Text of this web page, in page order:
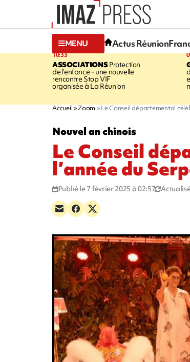
MENU Actus Réunion
10:33
ASSOCIATIONSProtection
de l’enfance - une nouvelle
rencontre Stop VIF
organisée à La Réunion
Accueil Zoom Le Conseil départemental
Nouvel an chinois
Le Conseil
l’année du
Publié le 7 février 2025 à 02:57